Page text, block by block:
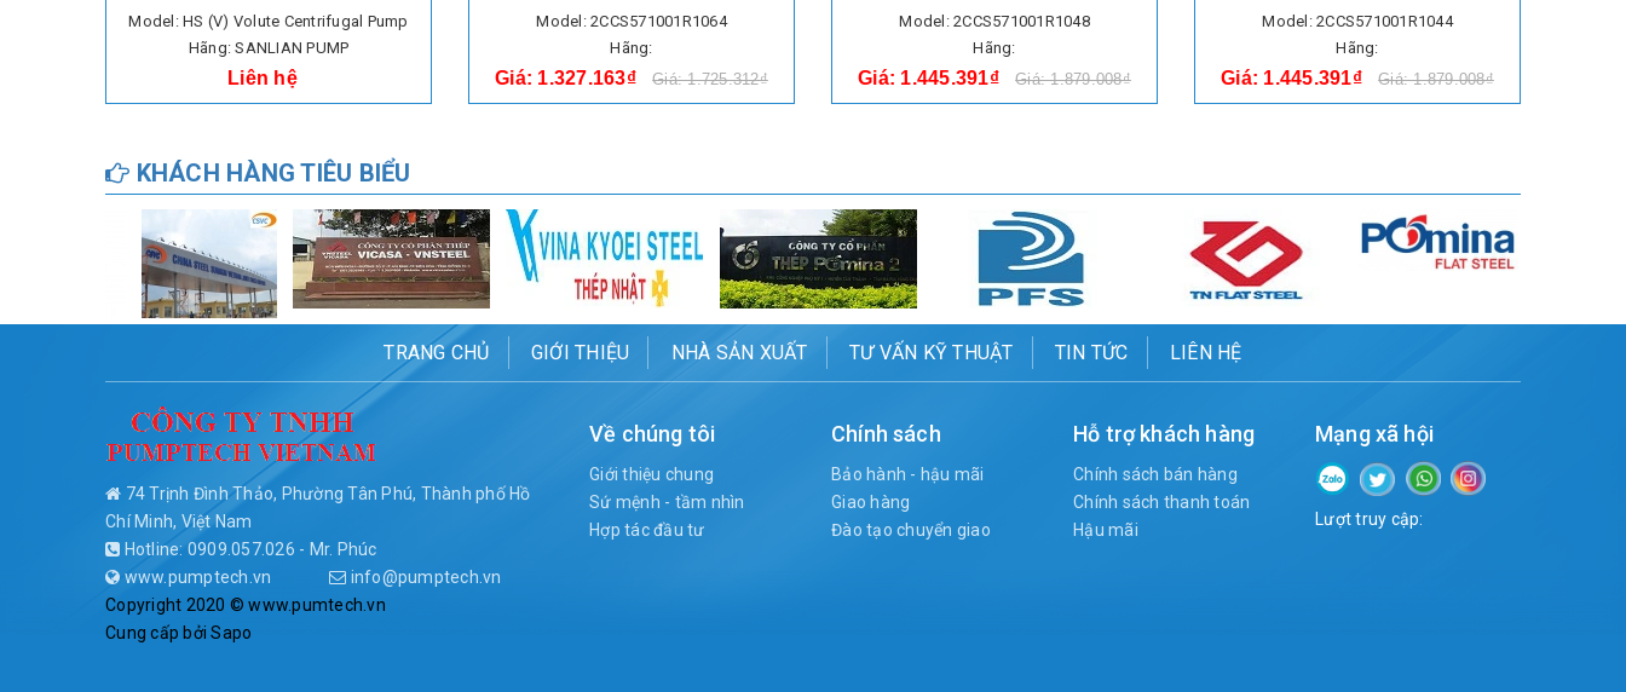
Model: HS (V) Volute Centrifugal Pump
Hãng: SANLIAN PUMP
Liên hệ
Model: 2CCS571001R1064
Hãng:
Giá: 1.327.163₫ Giá: 1.725.312₫
Model: 2CCS571001R1048
Hãng:
Giá: 1.445.391₫ Giá: 1.879.008₫
Model: 2CCS571001R1044
Hãng:
Giá: 1.445.391₫ Giá: 1.879.008₫
KHÁCH HÀNG TIÊU BIỂU
TRANG CHỦ GIỚI THIỆU NHÀ SẢN XUẤT TƯ VẤN KỸ THUẬT TIN TỨC LIÊN HỆ
74 Trịnh Đình Thảo, Phường Tân Phú, Thành phố Hồ
Chí Minh, Việt Nam
Hotline: 0909.057.026 - Mr. Phúc
www.pumptech.vn
info@pumptech.vn
Copyright 2020 © www.pumtech.vn
Cung cấp bởiSapo
Về chúng tôi
Giới thiệu chung
Sứ mệnh - tầm nhìn
Hợp tác đầu tư
Chính sách
Bảo hành - hậu mãi
Giao hàng
Đào tạo chuyển giao
Hỗ trợ khách hàng
Chính sách bán hàng
Chính sách thanh toán
Hậu mãi
Mạng xã hội
Lượt truy cập: